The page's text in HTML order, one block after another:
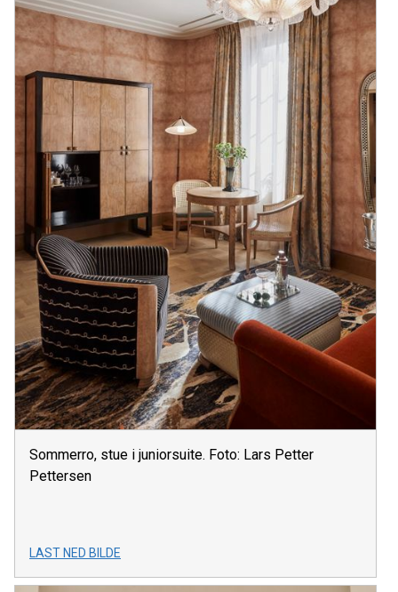
Sommerro, stue i juniorsuite. Foto: Lars Petter
Pettersen
LAST NED BILDE